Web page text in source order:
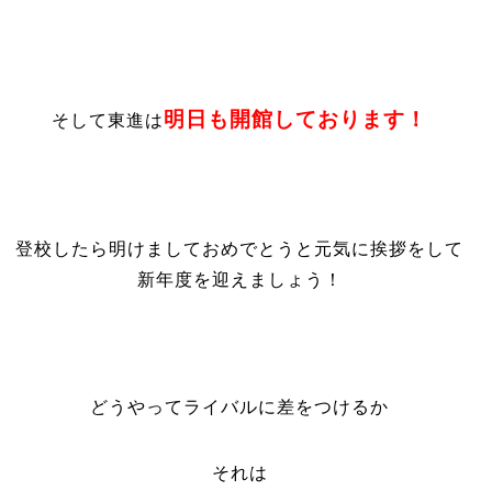
そして東進は明日も開館しております！
登校したら明けましておめでとうと元気に挨拶をして
新年度を迎えましょう！
どうやってライバルに差をつけるか
それは